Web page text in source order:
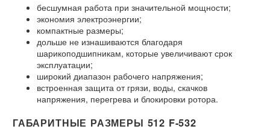
бесшумная работа при значительной мощности;
экономия электроэнергии;
компактные размеры;
дольше не изнашиваются благодаря
шарикоподшипникам, которые увеличивают срок
эксплуатации;
широкий диапазон рабочего напряжения;
встроенная защита от грязи, воды, скачков
напряжения, перегрева и блокировки ротора.
ГАБАРИТНЫЕ РАЗМЕРЫ 512 F-532